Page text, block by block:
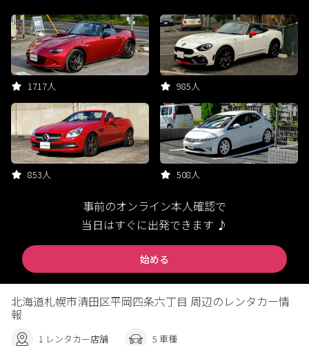
1717人 985人
853人 508人
事前のオンライン本人確認で
当日はすぐに出発できます ♪
始める
北海道札幌市清田区平岡四条六丁目 周辺のレンタカー情
報
1 レンタカー店舗 5 車種